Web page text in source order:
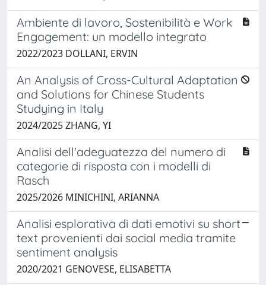
Ambiente di lavoro, Sostenibilità e Work
Engagement: un modello integrato
2022/2023 DOLLANI, ERVIN
An Analysis of Cross-Cultural Adaptation
and Solutions for Chinese Students
Studying in Italy
2024/2025 ZHANG, YI
Analisi dell'adeguatezza del numero di
categorie di risposta con i modelli di
Rasch
2025/2026 MINICHINI, ARIANNA
Analisi esplorativa di dati emotivi su short
text provenienti dai social media tramite
sentiment analysis
2020/2021 GENOVESE, ELISABETTA